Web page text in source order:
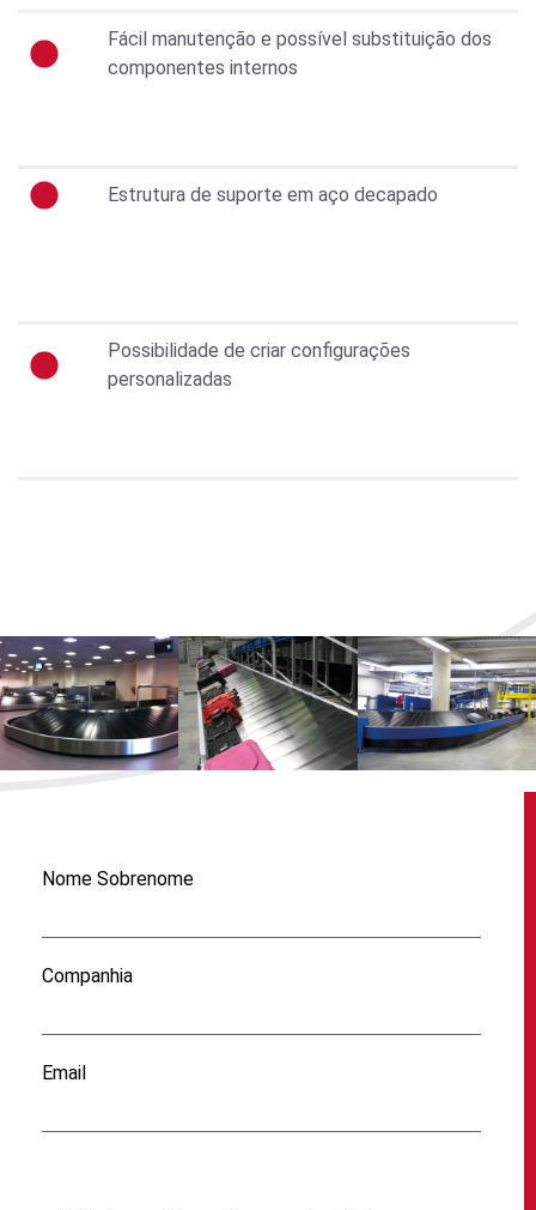
Fácil manutenção e possível substituição dos
componentes internos
Estrutura de suporte em aço decapado
Possibilidade de criar configurações
personalizadas
Nome Sobrenome
Companhia
Email